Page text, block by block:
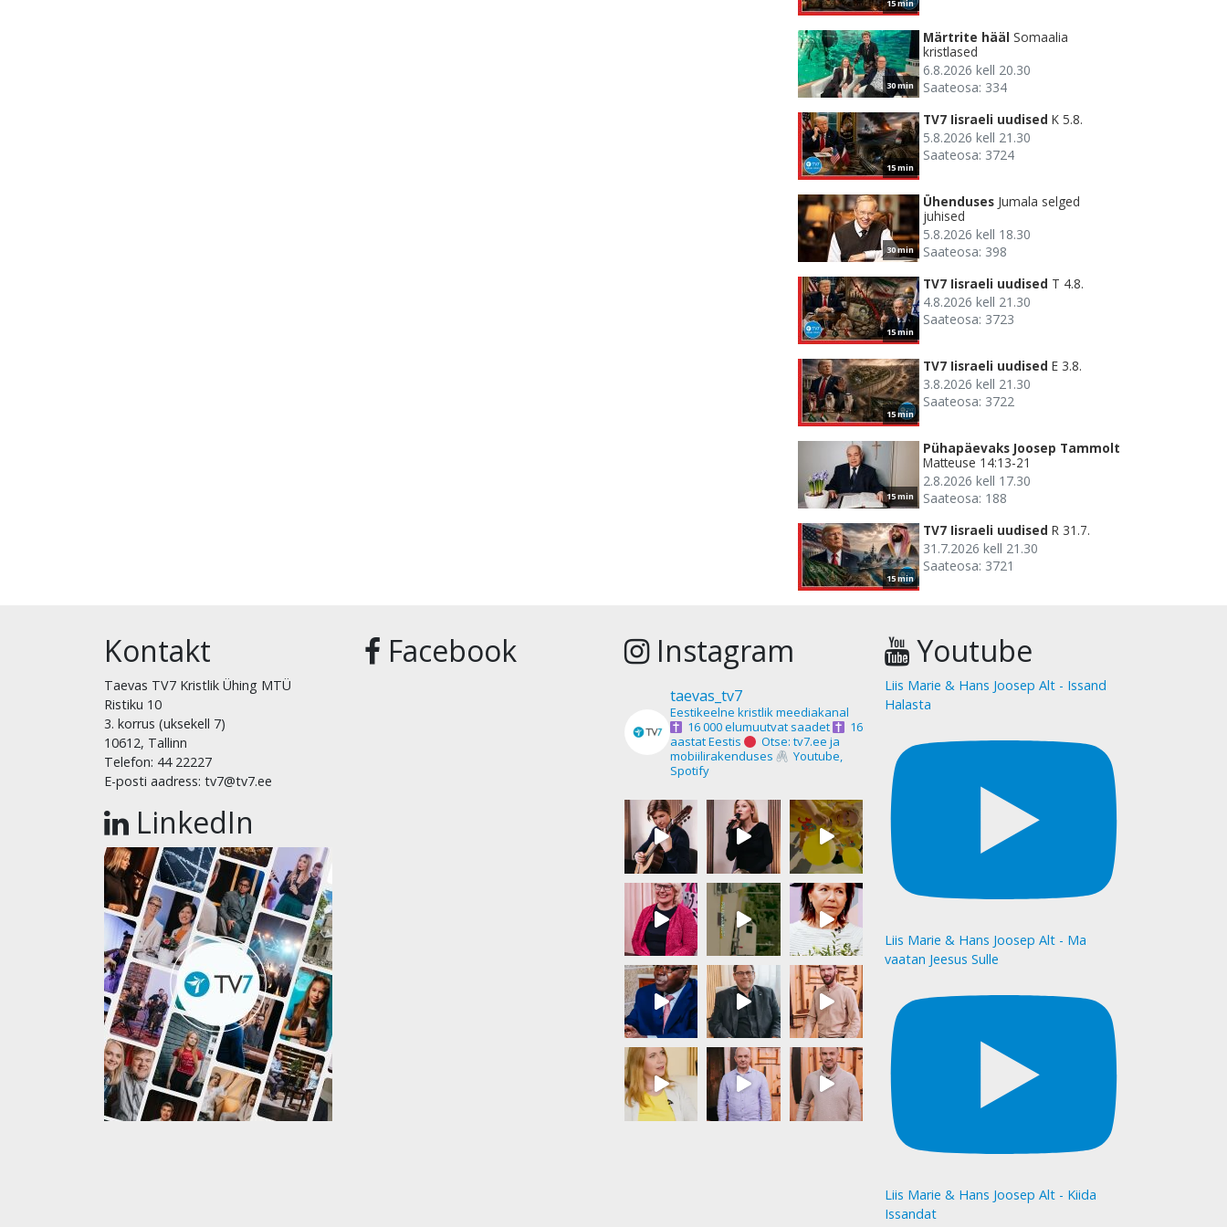
15 min
30 min
Märtrite hääl Somaalia
kristlased
6.8.2026 kell 20.30
Saateosa: 334
15 min
TV7 Iisraeli uudised K 5.8.
5.8.2026 kell 21.30
Saateosa: 3724
30 min
Ühenduses Jumala selged
juhised
5.8.2026 kell 18.30
Saateosa: 398
15 min
TV7 Iisraeli uudised T 4.8.
4.8.2026 kell 21.30
Saateosa: 3723
15 min
TV7 Iisraeli uudised E 3.8.
3.8.2026 kell 21.30
Saateosa: 3722
15 min
Pühapäevaks Joosep Tammolt
Matteuse 14:13-21
2.8.2026 kell 17.30
Saateosa: 188
15 min
TV7 Iisraeli uudised R 31.7.
31.7.2026 kell 21.30
Saateosa: 3721
Kontakt
Taevas TV7 Kristlik Ühing MTÜ
Ristiku 10
3. korrus (uksekell 7)
10612, Tallinn
Telefon: 44 22227
E-posti aadress: tv7@tv7.ee
LinkedIn
Facebook Instagram
taevas_tv7
Eestikeelne kristlik meediakanal
16 000 elumuutvat saadet
16
aastat Eestis
Otse: tv7.ee ja
mobiilirakenduses
Youtube,
Spotify
Youtube
Liis Marie & Hans Joosep Alt - Issand
Halasta
Liis Marie & Hans Joosep Alt - Ma
vaatan Jeesus Sulle
Liis Marie & Hans Joosep Alt - Kiida
Issandat